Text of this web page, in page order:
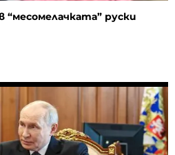
“месомелачката” руски